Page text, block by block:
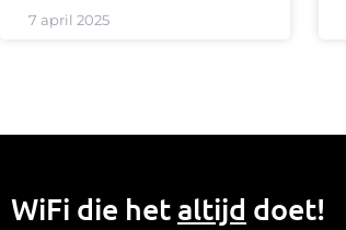
7 april 2025
WiFi die het altijd doet!